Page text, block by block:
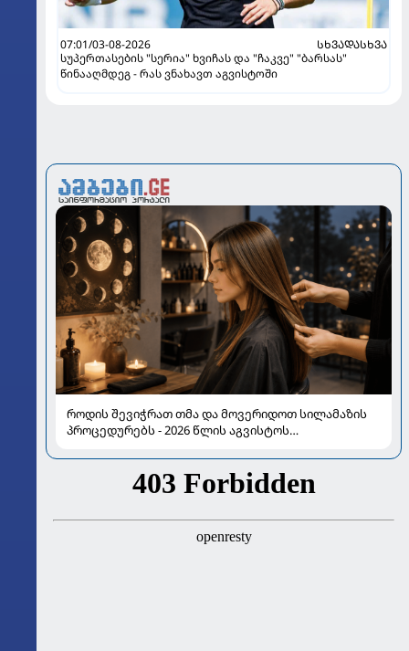
07:01/03-08-2026
ᲡᲮᲕᲐᲓᲐᲡᲮᲕᲐ
სუპერთასების "სერია" ხვიჩას და "ჩაკვე" "ბარსას"
წინააღმდეგ - რას ვნახავთ აგვისტოში
როდის შევიჭრათ თმა და მოვერიდოთ სილამაზის
პროცედურებს - 2026 წლის აგვისტოს